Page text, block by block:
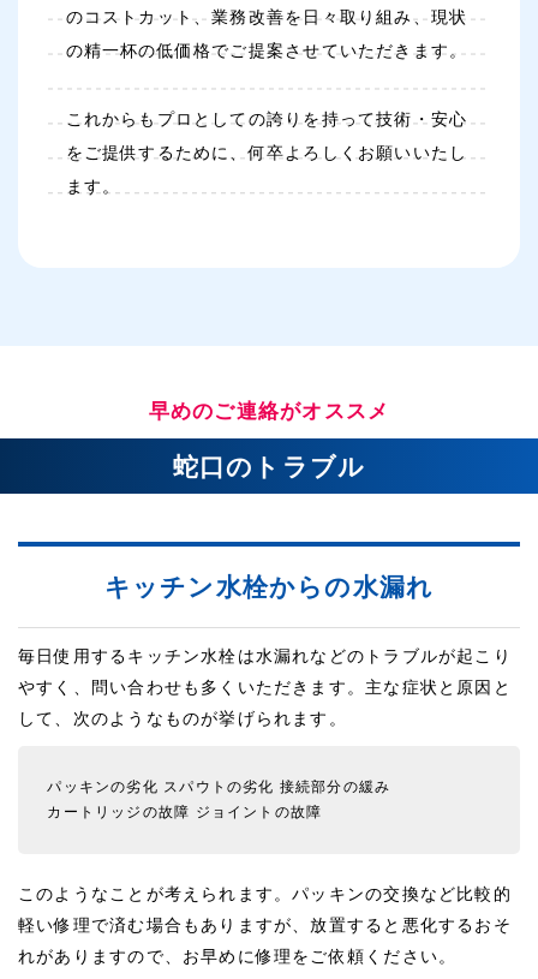
のコストカット、業務改善を日々取り組み、現状
の精一杯の低価格でご提案させていただきます。
これからもプロとしての誇りを持って技術・安心
をご提供するために、何卒よろしくお願いいたし
ます。
早めのご連絡がオススメ
蛇口のトラブル
キッチン水栓からの水漏れ
毎日使用するキッチン水栓は水漏れなどのトラブルが起こり
やすく、問い合わせも多くいただきます。主な症状と原因と
して、次のようなものが挙げられます。
パッキンの劣化 スパウトの劣化 接続部分の緩み
カートリッジの故障 ジョイントの故障
このようなことが考えられます。パッキンの交換など比較的
軽い修理で済む場合もありますが、放置すると悪化するおそ
れがありますので、お早めに修理をご依頼ください。